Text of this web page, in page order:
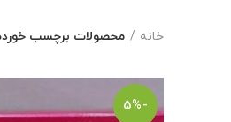
خانه محصولات برچسب
-5%